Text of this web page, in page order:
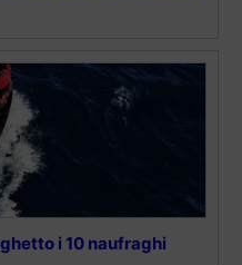
i 10 naufraghi